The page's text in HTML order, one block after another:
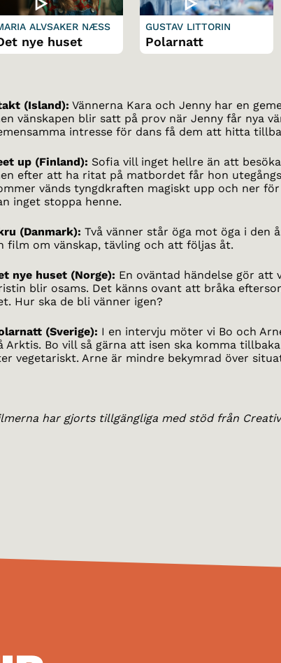
ALVSAKER NÆSS
nye huset
GUSTAV LITTORIN
Polarnatt
(Island): Vännerna Kara och Jenny har en
vänskapen blir satt på prov när Jenny får nya
intresse för dans få dem att hitta
up (Finland): Sofia vill inget hellre än att
efter att ha ritat på matbordet får hon
vänds tyngdkraften magiskt upp och ner
inget stoppa henne.
(Danmark): Två vänner står öga mot öga i den
film om vänskap, tävling och att följas åt.
nye huset (Norge): En oväntad händelse gör att
blir osams. Det känns ovant att bråka
Hur ska de bli vänner igen?
(Sverige): I en intervju möter vi Bo och
Arktis. Bo vill så gärna att isen ska komma
vegetariskt. Arne är mindre bekymrad över
har gjorts tillgängliga med stöd från